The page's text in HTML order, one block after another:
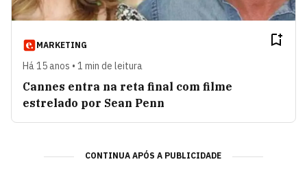
MARKETING
Há 15 anos • 1 min de leitura
Cannes entra na reta final com filme
estrelado por Sean Penn
CONTINUA APÓS A PUBLICIDADE